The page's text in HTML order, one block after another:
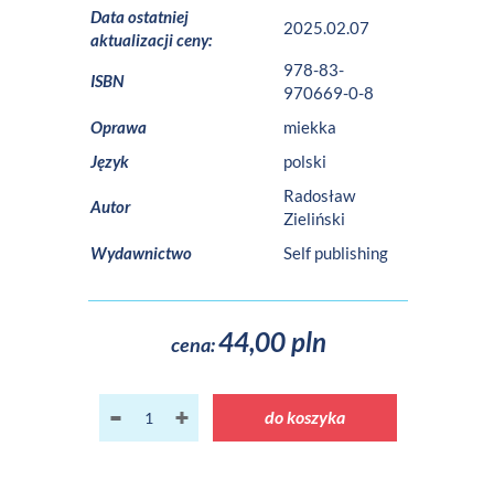
Data ostatniej
aktualizacji ceny:
2025.02.07
ISBN
978-83-
970669-0-8
Oprawa
miekka
Język
polski
Autor
Radosław
Zieliński
Wydawnictwo
Self publishing
cena:44,00 pln
do koszyka